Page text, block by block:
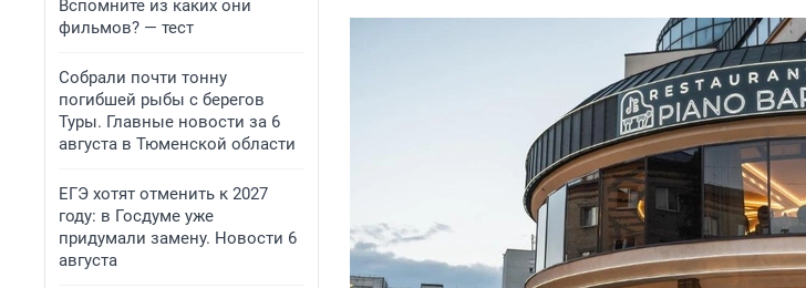
Вспомните из каких они
фильмов? — тест
Собрали почти тонну
погибшей рыбы с берегов
Туры. Главные новости за 6
августа в Тюменской области
ЕГЭ хотят отменить к 2027
году: в Госдуме уже
придумали замену. Новости 6
августа